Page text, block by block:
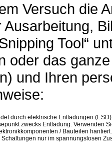
Versuch die
Ausarbeitung,
Tool“
oder das
und Ihren
durch elektrische Entladungen
zwecks Entladung. Verwenden
/ Bauteilen hantiert.
nur im spannungslosen